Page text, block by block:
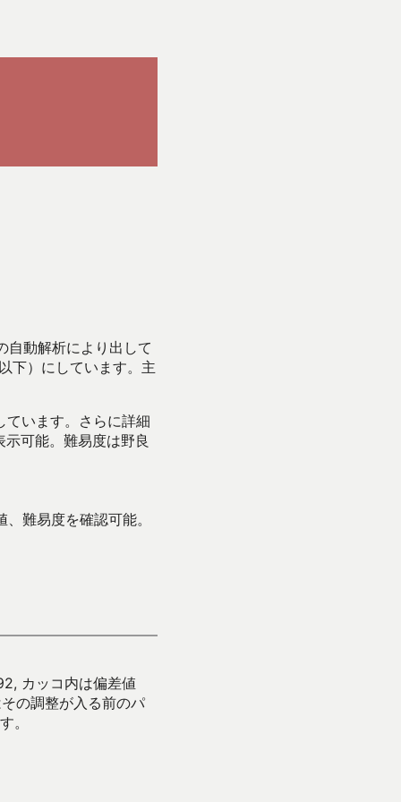
自動解析により出して
下）にしています。主
います。さらに詳細
可能。難易度は野良
難易度を確認可能。
カッコ内は偏差値
の調整が入る前のパ
。